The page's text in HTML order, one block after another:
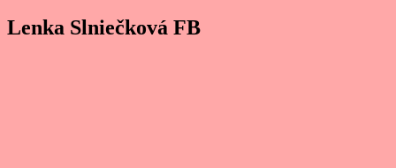
Lenka Slniečková FB